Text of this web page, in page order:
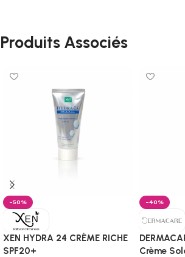
Produits Associés
-50%
XEN HYDRA 24 CRÈME RICHE
SPF20+
-40%
Crème